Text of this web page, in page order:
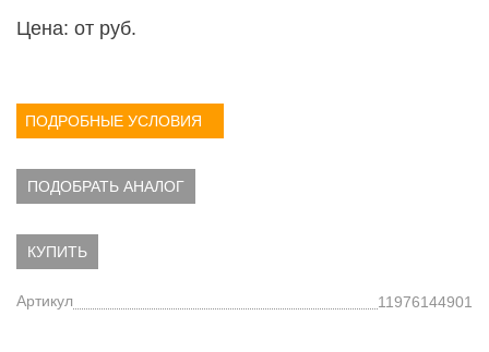
Цена: от руб.
ПОДРОБНЫЕ УСЛОВИЯ
ПОДОБРАТЬ АНАЛОГ
КУПИТЬ
Артикул 11976144901